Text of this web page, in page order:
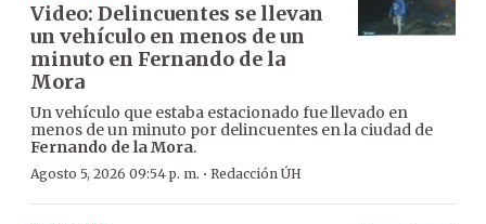
Video: Delincuentes se llevan
un vehículo en menos de un
minuto en Fernando de la
Mora
Un vehículo que estaba estacionado fue llevado en
menos de un minuto por delincuentes en la ciudad de
Fernando de la Mora.
Agosto 5, 2026 09:54 p. m. · Redacción ÚH